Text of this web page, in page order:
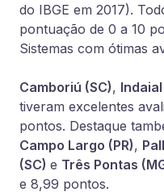
do IBGE em 2017).
pontuação de 0 a 10
Sistemas com ótimas
Camboriú (SC), Indaial
tiveram excelentes
pontos. Destaque
Campo Largo (PR),
(SC) e Três Pontas
e 8,99 pontos.